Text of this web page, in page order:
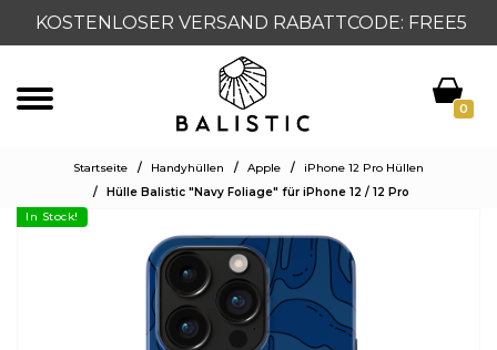
KOSTENLOSER VERSAND RABATTCODE: FREE5
0
Startseite / Handyhüllen / Apple /
iPhone 12 Pro Hüllen
/
Hülle Balistic "Navy Foliage" für iPhone 12 / 12 Pro
In Stock!